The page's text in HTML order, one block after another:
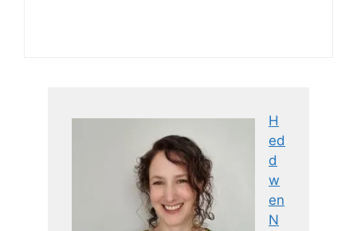
H
ed
d
w
en
N